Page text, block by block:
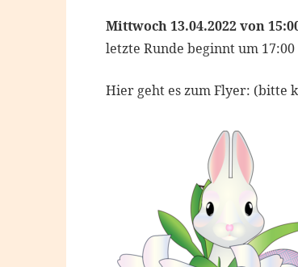
Mittwoch 13.04.2022 von
letzte Runde beginnt um 17:00
Hier geht es zum Flyer: (bitte